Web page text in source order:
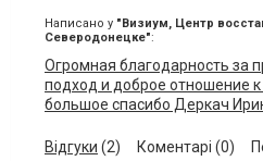
Написано у "Визиум, Центр
Северодонецке":
Огромная благодарность за
подход и доброе отношение
большое спасибо Деркач
лечение. Рекомендую.
Відгуки (2) Коментарі (0)